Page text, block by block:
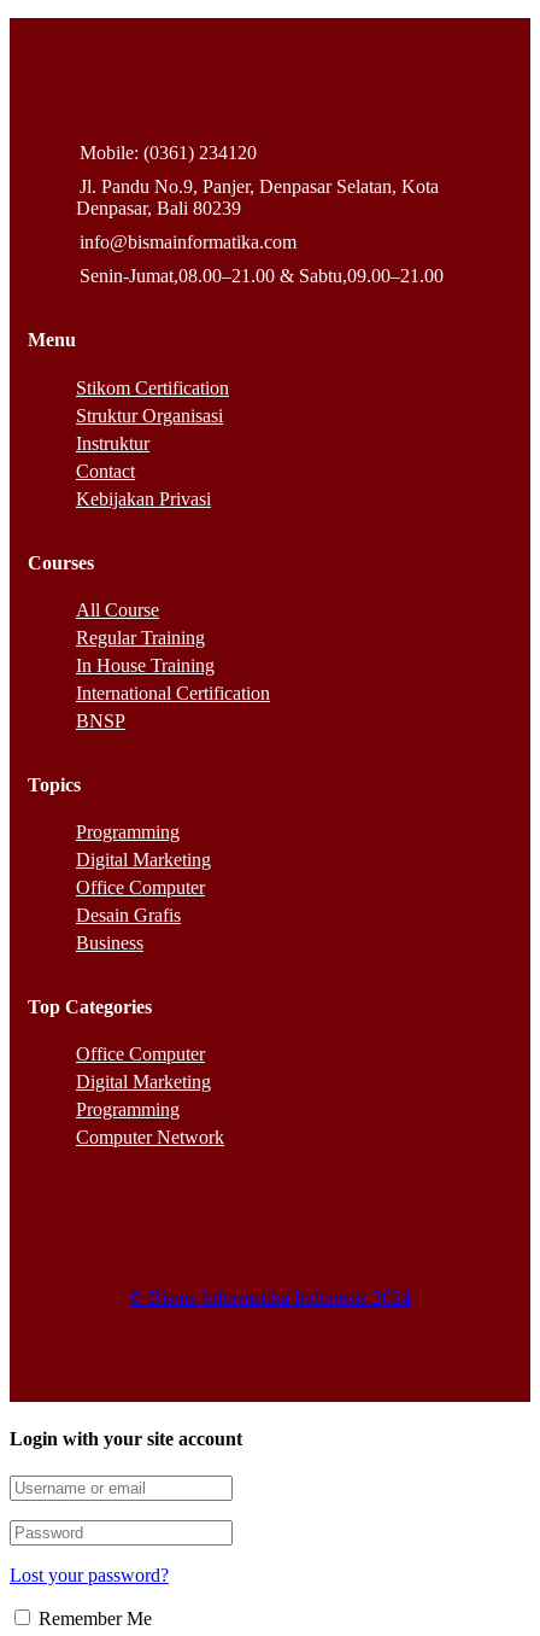
Mobile: (0361) 234120
Jl. Pandu No.9, Panjer, Denpasar Selatan, Kota
Denpasar, Bali 80239
info@bismainformatika.com
Senin-Jumat,08.00–21.00 & Sabtu,09.00–21.00
Menu
Stikom Certification
Struktur Organisasi
Instruktur
Contact
Kebijakan Privasi
Courses
All Course
Regular Training
In House Training
International Certification
BNSP
Topics
Programming
Digital Marketing
Office Computer
Desain Grafis
Business
Top Categories
Office Computer
Digital Marketing
Programming
Computer Network
© Bisma Informatika Indonesia 2024
Login with your site account
Lost your password?
Remember Me